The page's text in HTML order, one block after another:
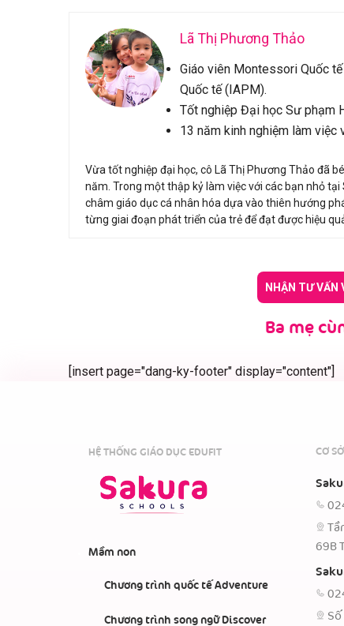
Lã Thị Phương Thảo
Giáo viên Montessori Quốc
Quốc tế (IAPM).
Tốt nghiệp Đại học Sư phạm
13 năm kinh nghiệm làm việc
Vừa tốt nghiệp đại học, cô Lã Thị Phương Thảo đã
năm. Trong một thập kỷ làm việc với các bạn nhỏ
châm giáo dục cá nhân hóa dựa vào thiên hướng
từng giai đoạn phát triển của trẻ để đạt được hiệu
NHẬN TƯ VẤN
Ba mẹ
[insert page="dang-ky-footer" display="content"]
HỆ THỐNG GIÁO DỤC EDUFIT
Mầm non
Chương trình quốc tế Adventure
Chương trình song ngữ Discover
CƠ
69B